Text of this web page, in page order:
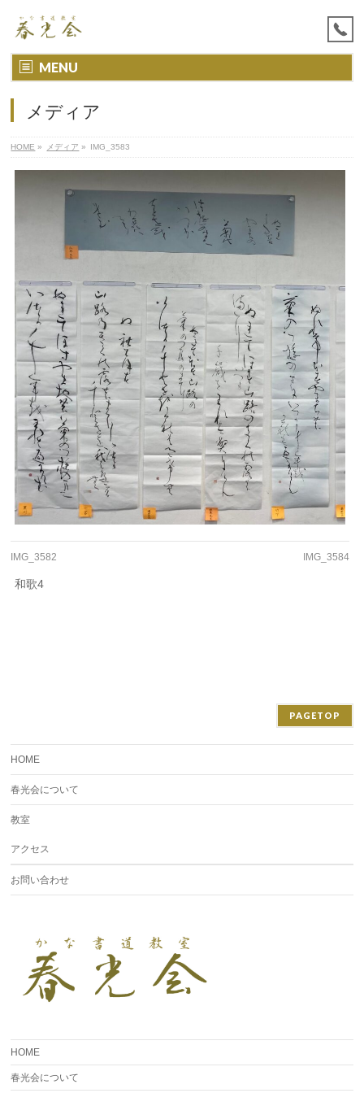
MENU
メディア
HOME » メディア » IMG_3583
IMG_3582 IMG_3584
和歌4
PAGETOP
HOME
春光会について
教室
アクセス
お問い合わせ
HOME
春光会について